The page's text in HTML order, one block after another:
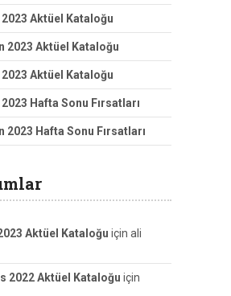
2023 Aktüel Kataloğu
2023 Aktüel Kataloğu
Aktüel Kataloğu
Hafta Sonu Fırsatları
2023 Hafta Sonu Fırsatları
Aktüel Kataloğu için ali
2022 Aktüel Kataloğu için